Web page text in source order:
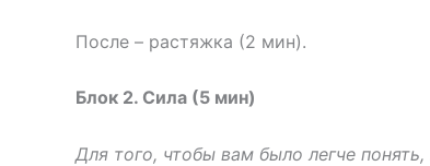
После – растяжка (2 мин).
Блок 2. Сила (5 мин)
Для того, чтобы вам было легче